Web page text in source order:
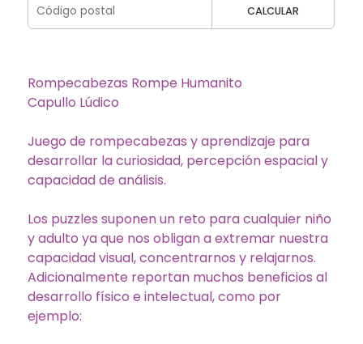
CALCULAR
Rompecabezas Rompe Humanito
Capullo Lúdico
Juego de rompecabezas y aprendizaje para
desarrollar la curiosidad, percepción espacial y
capacidad de análisis.
Los puzzles suponen un reto para cualquier niño
y adulto ya que nos obligan a extremar nuestra
capacidad visual, concentrarnos y relajarnos.
Adicionalmente reportan muchos beneficios al
desarrollo físico e intelectual, como por
ejemplo: